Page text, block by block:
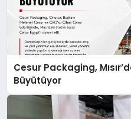
Cesur Packaging,
Büyütüyor